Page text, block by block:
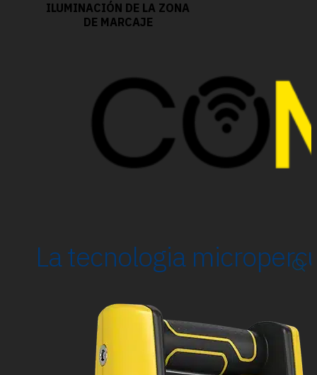
ILUMINACIÓN DE LA ZONA
DE MARCAJE
La tecnologia